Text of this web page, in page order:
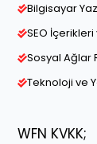
Bilgisayar
SEO
Sosyal Ağlar
Teknoloji ve
WFN KVKK;